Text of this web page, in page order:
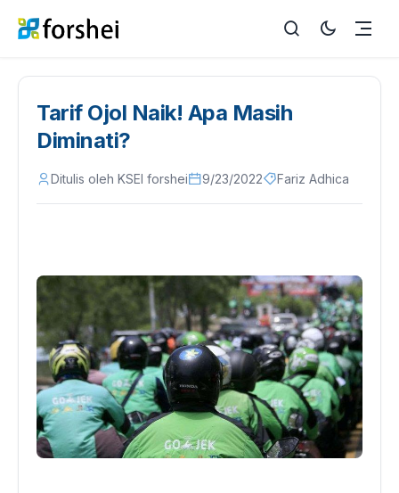
Tarif Ojol Naik! Apa Masih
Diminati?
Ditulis oleh KSEI forshei 9/23/2022 Fariz Adhica